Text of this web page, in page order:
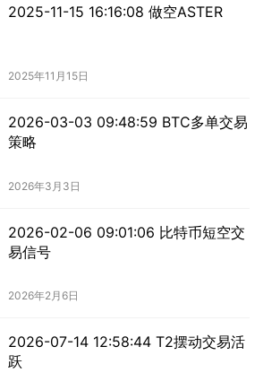
2025-11-15 16:16:08 做空ASTER
2025年11月15日
2026-03-03 09:48:59 BTC多单交易
策略
2026年3月3日
2026-02-06 09:01:06 比特币短空交
易信号
2026年2月6日
2026-07-14 12:58:44 T2摆动交易活
跃